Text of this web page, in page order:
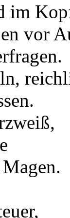
im
vor